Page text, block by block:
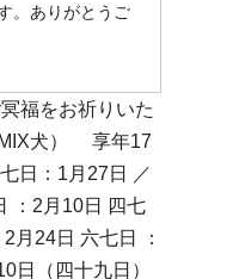
。ありがとうご
福をお祈りいた
MIX犬） 享年17
日：1月27日 ／
：2月10日 四七
月24日 六七日 ：
日（四十九日）